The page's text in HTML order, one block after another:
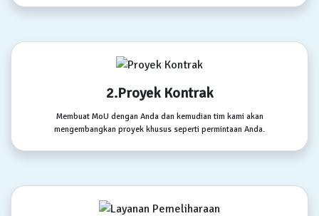
2.Proyek Kontrak
Membuat MoU dengan Anda dan kemudian tim kami akan
mengembangkan proyek khusus seperti permintaan Anda.